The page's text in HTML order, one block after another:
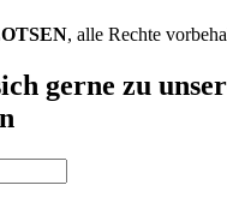
, alle Rechte
gerne zu